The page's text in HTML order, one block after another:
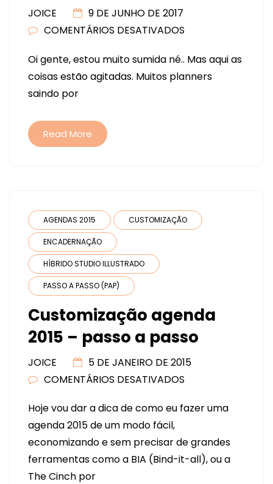
JOICE
9 DE JUNHO DE 2017
COMENTÁRIOS DESATIVADOS
PLANNERS
Oi gente, estou muito sumida né.. Mas aqui as
coisas estão agitadas. Muitos planners
saindo por
Read More
AGENDAS 2015 CUSTOMIZAÇÃO
ENCADERNAÇÃO
HÍBRIDO STUDIO ILLUSTRADO
PASSO A PASSO (PAP)
Customização agenda
2015 – passo a passo
JOICE
5 DE JANEIRO DE 2015
COMENTÁRIOS DESATIVADOS
AGENDA
–
PASSO
Hoje vou dar a dica de como eu fazer uma
agenda 2015 de um modo fácil,
economizando e sem precisar de grandes
ferramentas como a BIA (Bind-it-all), ou a
The Cinch por